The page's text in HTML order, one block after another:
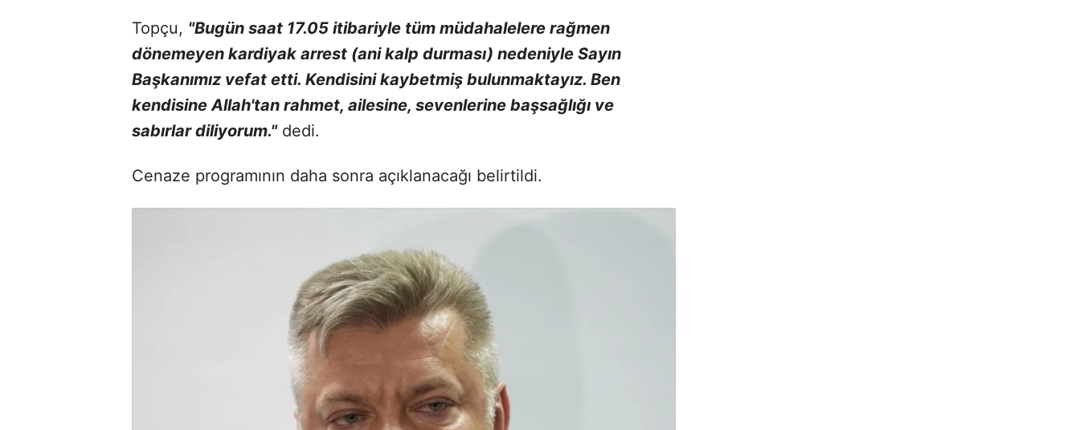
Topçu, "Bugün saat 17.05 itibariyle tüm müdahalelere rağmen
dönemeyen kardiyak arrest (ani kalp durması) nedeniyle Sayın
Başkanımız vefat etti. Kendisini kaybetmiş bulunmaktayız. Ben
kendisine Allah'tan rahmet, ailesine, sevenlerine başsağlığı ve
sabırlar diliyorum."dedi.
Cenaze programının daha sonra açıklanacağı belirtildi.